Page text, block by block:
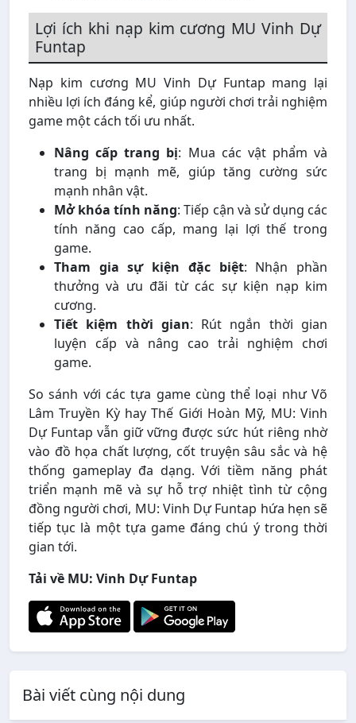
Lợi ích khi nạp kim cương MU Vinh Dự
Funtap
Nạp kim cương MU Vinh Dự Funtap mang lại
nhiều lợi ích đáng kể, giúp người chơi trải nghiệm
game một cách tối ưu nhất.
Nâng cấp trang bị: Mua các vật phẩm và
trang bị mạnh mẽ, giúp tăng cường sức
mạnh nhân vật.
Mở khóa tính năng: Tiếp cận và sử dụng các
tính năng cao cấp, mang lại lợi thế trong
game.
Tham gia sự kiện đặc biệt: Nhận phần
thưởng và ưu đãi từ các sự kiện nạp kim
cương.
Tiết kiệm thời gian: Rút ngắn thời gian
luyện cấp và nâng cao trải nghiệm chơi
game.
So sánh với các tựa game cùng thể loại như Võ
Lâm Truyền Kỳ hay Thế Giới Hoàn Mỹ, MU: Vinh
Dự Funtap vẫn giữ vững được sức hút riêng nhờ
vào đồ họa chất lượng, cốt truyện sâu sắc và hệ
thống gameplay đa dạng. Với tiềm năng phát
triển mạnh mẽ và sự hỗ trợ nhiệt tình từ cộng
đồng người chơi, MU: Vinh Dự Funtap hứa hẹn sẽ
tiếp tục là một tựa game đáng chú ý trong thời
gian tới.
Tải về MU: Vinh Dự Funtap
Bài viết cùng nội dung